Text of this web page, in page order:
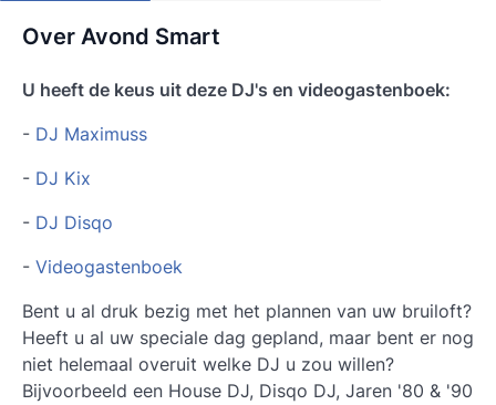
Over Avond Smart
U heeft de keus uit deze DJ's en videogastenboek:
- DJ Maximuss
- DJ Kix
- DJ Disqo
- Videogastenboek
Bent u al druk bezig met het plannen van uw bruiloft?
Heeft u al uw speciale dag gepland, maar bent er nog
niet helemaal overuit welke DJ u zou willen?
Bijvoorbeeld een House DJ, Disqo DJ, Jaren '80 & '90